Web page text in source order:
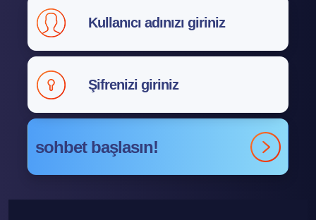
sohbet başlasın!